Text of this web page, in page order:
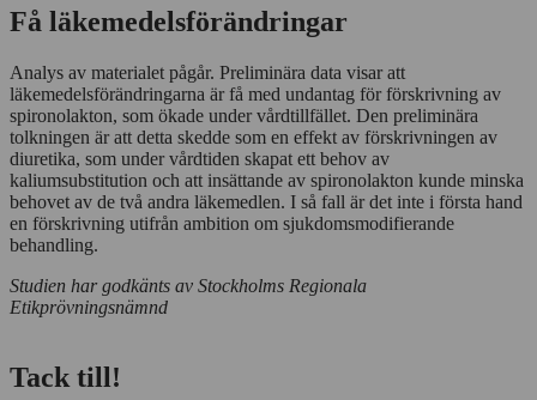
Få läkemedelsförändringar
Analys av materialet pågår. Preliminära data visar att
läkemedelsförändringarna är få med undantag för förskrivning av
spironolakton, som ökade under vårdtillfället. Den preliminära
tolkningen är att detta skedde som en effekt av förskrivningen av
diuretika, som under vårdtiden skapat ett behov av
kaliumsubstitution och att insättande av spironolakton kunde minska
behovet av de två andra läkemedlen. I så fall är det inte i första hand
en förskrivning utifrån ambition om sjukdomsmodifierande
behandling.
Studien har godkänts av Stockholms Regionala
Etikprövningsnämnd
Tack till!